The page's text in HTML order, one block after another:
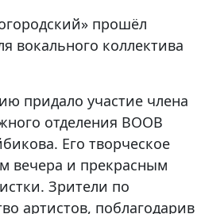
прошёл
вокального коллектива
придало участие члена
отделения ВООВ
Его творческое
вечера и прекрасным
Зрители по
артистов, поблагодарив